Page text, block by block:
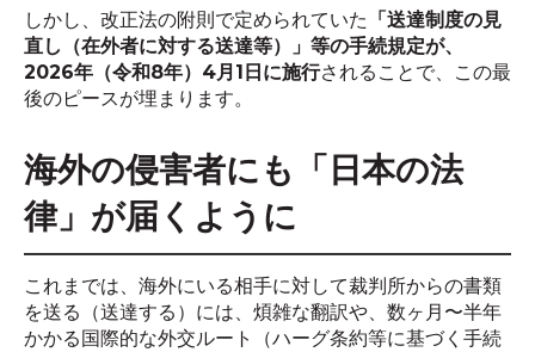
しかし、改正法の附則で定められていた 「送達制度の見
直し（在外者に対する送達等）」等の手続規定が、
2026年（令和8年）4月1日に施行されることで、この最
後のピースが埋まります。
海外の侵害者にも「日本の法
律」が届くように
これまでは、海外にいる相手に対して裁判所からの書類
を送る（送達する）には、煩雑な翻訳や、数ヶ月〜半年
かかる国際的な外交ルート（ハーグ条約等に基づく手続